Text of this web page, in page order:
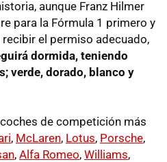
aunque Franz Hilmer
para la Fórmula 1 primero y
recibir el permiso adecuado,
dormida, teniendo
verde, dorado, blanco y
de competición más
, McLaren, Lotus, Porsche,
, Alfa Romeo, Williams,